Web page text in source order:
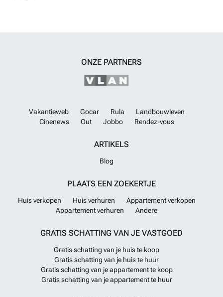
ONZE PARTNERS
Vakantieweb Gocar Rula
Landbouwleven
Cinenews
Out Jobbo Rendez-vous
ARTIKELS
Blog
PLAATS EEN ZOEKERTJE
Huis verkopen Huis verhuren
Appartement verkopen
Appartement verhuren
Andere
GRATIS SCHATTING VAN JE VASTGOED
Gratis schatting van je huis te koop
Gratis schatting van je huis te huur
Gratis schatting van je appartement te koop
Gratis schatting van je appartement te huur